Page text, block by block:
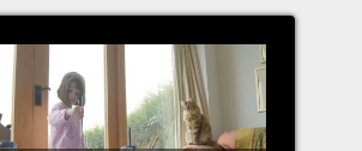
enough for you? Do you
dead birds home for this